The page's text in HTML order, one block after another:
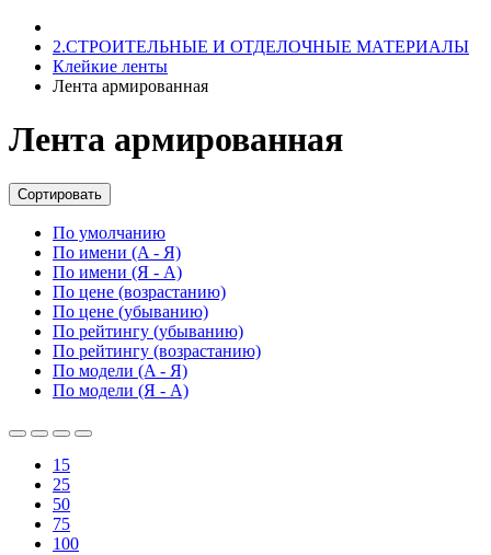
2.СТРОИТЕЛЬНЫЕ И ОТДЕЛОЧНЫЕ МАТЕРИАЛЫ
Клейкие ленты
Лента армированная
Лента армированная
Сортировать
По умолчанию
По имени (A - Я)
По имени (Я - A)
По цене (возрастанию)
По цене (убыванию)
По рейтингу (убыванию)
По рейтингу (возрастанию)
По модели (A - Я)
По модели (Я - A)
15
25
50
75
100